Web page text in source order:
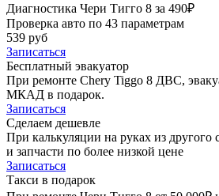
Диагностика Чери Тигго 8 за 490₽
Проверка авто по 43 параметрам
539 руб
Записаться
Бесплатный эвакуатор
При ремонте Chery Tiggo 8 ДВС,
МКАД в подарок.
Записаться
Сделаем дешевле
При калькуляции на руках из другого
и запчасти по более низкой цене
Записаться
Такси в подарок